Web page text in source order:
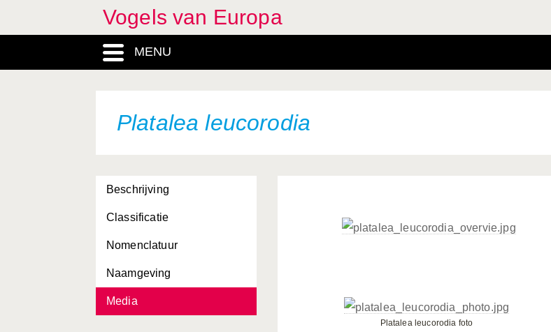
Vogels van Europa
MENU
Platalea leucorodia
Beschrijving
Classificatie
Nomenclatuur
Naamgeving
Media
Platalea leucorodia foto